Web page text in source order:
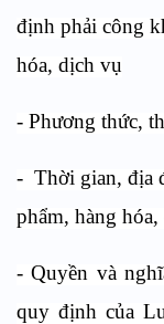
định phải công
hóa, dịch vụ
- Phương thức,
- Thời gian, địa
phẩm, hàng
- Quyền và
quy định của